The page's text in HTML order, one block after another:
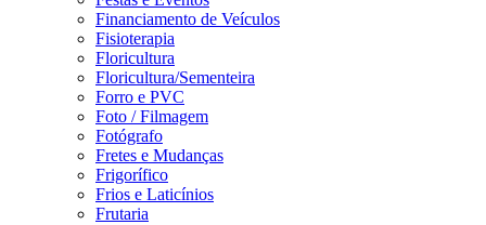
Financiamento de Veículos
Fisioterapia
Floricultura
Floricultura/Sementeira
Forro e PVC
Foto / Filmagem
Fotógrafo
Fretes e Mudanças
Frigorífico
Frios e Laticínios
Frutaria